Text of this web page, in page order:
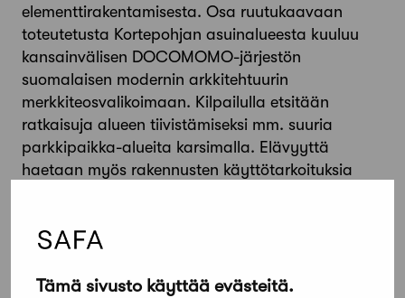
Tämä sivusto käyttää evästeitä.
elementtirakentamisesta. Osa ruutukaavaan
toteutetusta Kortepohjan asuinalueesta kuuluu
kansainvälisen DOCOMOMO-järjestön
suomalaisen modernin arkkitehtuurin
merkkiteosvalikoimaan. Kilpailulla etsitään
ratkaisuja alueen tiivistämiseksi mm. suuria
parkkipaikka-alueita karsimalla. Elävyyttä
haetaan myös rakennusten käyttötarkoituksia
tulleen ostoskeskuksen kohtalo pitää ratkaista.
alkuperäistä henkeä kunnioittaen.Joutomaasta